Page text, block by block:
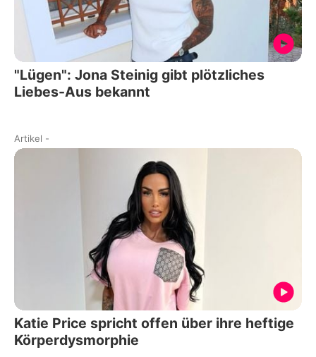
"Lügen": Jona Steinig gibt plötzliches
Liebes-Aus bekannt
Artikel -
Katie Price spricht offen über ihre heftige
Körperdysmorphie